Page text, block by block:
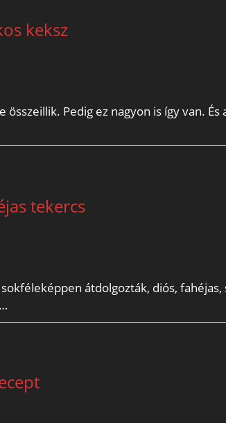
keksz
Pedig ez nagyon is így van. És
tekercs
átdolgozták, diós, fahéjas,